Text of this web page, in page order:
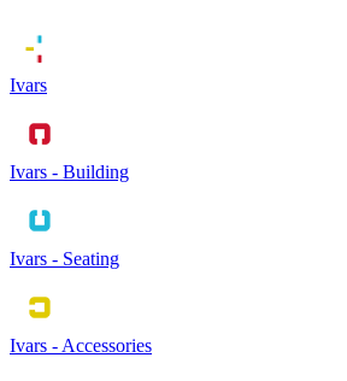
Ivars
Ivars - Building
Ivars - Seating
Ivars - Accessories